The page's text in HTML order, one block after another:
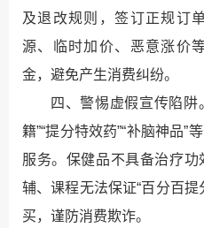
及退改规则，签订正规订
源、临时加价、恶意涨价
金，避免产生消费纠纷。
四、警惕虚假宣传陷阱
籍”“提分特效药”“补脑神品”
服务。保健品不具备治疗
辅、课程无法保证“百分百
买，谨防消费欺诈。